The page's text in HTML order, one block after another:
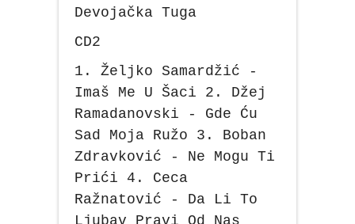
Devojačka Tuga
CD2
1. Željko Samardžić -
Imaš Me U Šaci 2. Džej
Ramadanovski - Gde Ću
Sad Moja Ružo 3. Boban
Zdravković - Ne Mogu Ti
Prići 4. Ceca
Ražnatović - Da Li To
Ljubav Pravi Od Nas